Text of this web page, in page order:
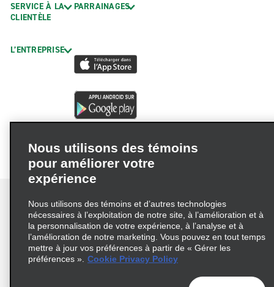
SERVICE À LA
CLIENTÈLE
L’ENTREPRISE
PARRAINAGES
Conditions d’utilisation
Politique de confidentialité
Politique sur les fichiers témoins
Nous utilisons des témoins
pour améliorer votre
expérience
Nous utilisons des témoins et d’autres technologies
nécessaires à l’exploitation de notre site, à l’amélioration et à
la personnalisation de votre expérience, à l’analyse et à
l’amélioration de notre marketing. Vous pouvez en tout temps
mettre à jour vos préférences à partir de « Gérer les
préférences ». Cookie Privacy Policy